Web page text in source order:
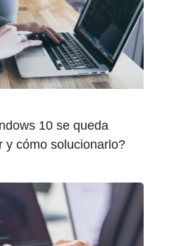
10 se queda
y cómo solucionarlo?